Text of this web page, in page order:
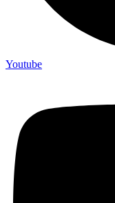
Youtube